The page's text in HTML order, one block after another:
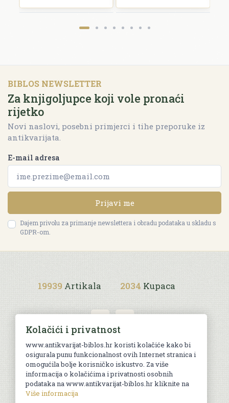
BIBLOS NEWSLETTER
Za knjigoljupce koji vole pronaći
rijetko
Novi naslovi, posebni primjerci i tihe preporuke iz
antikvarijata.
E-mail adresa
Prijavi me
Dajem privolu za primanje newslettera i obradu podataka u skladu s
GDPR-om.
19939 Artikala 2034 Kupaca
Uvjeti kupnje
Kolačići i privatnost
www.antikvarijat-biblos.hr koristi kolačiće kako bi
osigurala punu funkcionalnost ovih Internet stranica i
omogućila bolje korisničko iskustvo. Za više
informacija o kolačićima i privatnosti osobnih
podataka na www.antikvarijat-biblos.hr kliknite na
Više informacija